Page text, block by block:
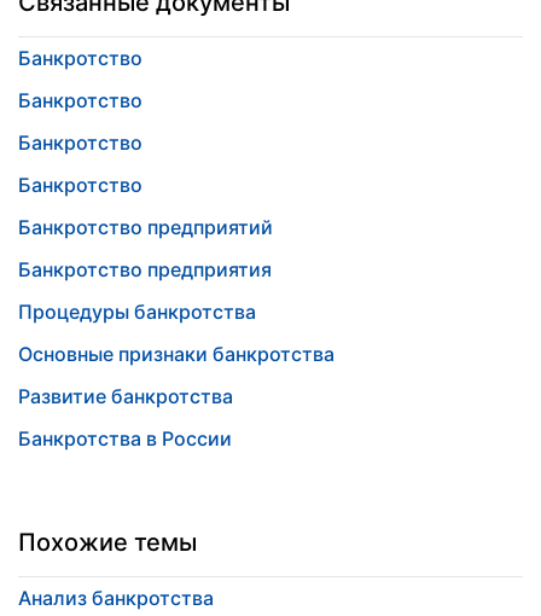
Банкротство
Банкротство
Банкротство
Банкротство
Банкротство предприятий
Банкротство предприятия
Процедуры банкротства
Основные признаки банкротства
Развитие банкротства
Банкротства в России
Похожие темы
Анализ банкротства